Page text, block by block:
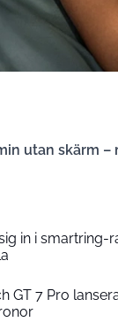
utan skärm
in i smartring-
GT 7 Pro